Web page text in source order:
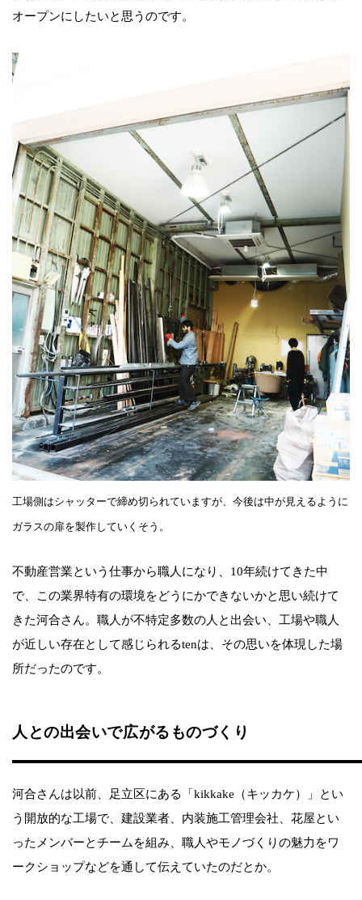
オープンにしたいと思うのです。
工場側はシャッターで締め切られていますが、今後は中が見えるように
ガラスの扉を製作していくそう。
不動産営業という仕事から職人になり、10年続けてきた中
で、この業界特有の環境をどうにかできないかと思い続けて
きた河合さん。職人が不特定多数の人と出会い、工場や職人
が近しい存在として感じられるtenは、その思いを体現した場
所だったのです。
人との出会いで広がるものづくり
河合さんは以前、足立区にある「kikkake（キッカケ）」とい
う開放的な工場で、建設業者、内装施工管理会社、花屋とい
ったメンバーとチームを組み、職人やモノづくりの魅力をワ
ークショップなどを通して伝えていたのだとか。